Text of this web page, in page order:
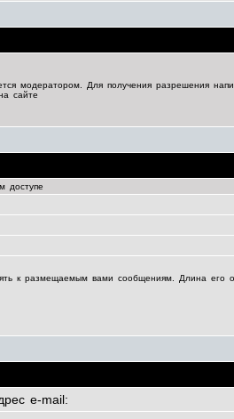
модератором. Для получения разрешения
сайте
доступе
к размещаемым вами сообщениям. Длина его
e-mail: